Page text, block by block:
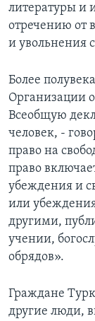
литературы и
отречению от
и увольнения
Более
Организации
Всеобщую
человек, -
право на
право
убеждения и
или
другими,
учении,
обрядов».
Граждане
другие люди,